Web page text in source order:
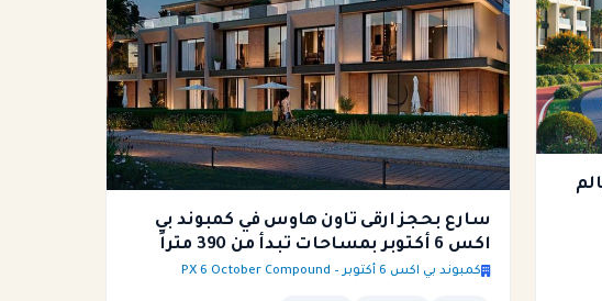
سارع بحجز ارقى تاون هاوس في كمبوند بي
اكس 6 أكتوبر بمساحات تبدأ من 390 متراً
كمبوند بي اكس 6 أكتوبر – PX 6 October Compound